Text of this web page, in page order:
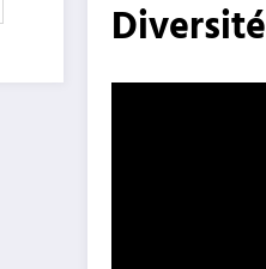
Diversité